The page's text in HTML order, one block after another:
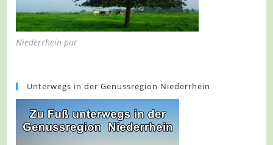
Niederrhein pur
Unterwegs in der Genussregion Niederrhein